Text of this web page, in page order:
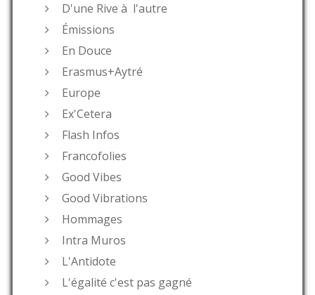
D'une Rive à l'autre
Émissions
En Douce
Erasmus+Aytré
Europe
Ex'Cetera
Flash Infos
Francofolies
Good Vibes
Good Vibrations
Hommages
Intra Muros
L'Antidote
L'égalité c'est pas gagné